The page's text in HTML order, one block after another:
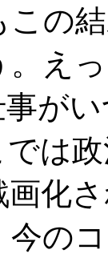
の
。え
が
は
化
今の